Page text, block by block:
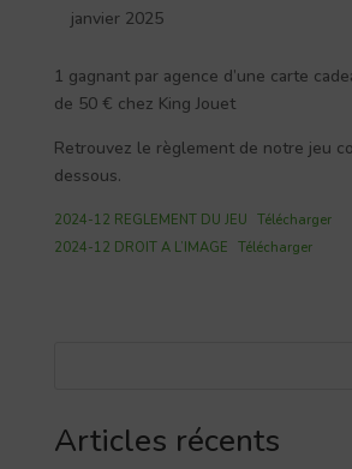
janvier 2025
1 gagnant par agence d’une carte
de 50 € chez King Jouet
Retrouvez le règlement de notre jeu
dessous.
2024-12 REGLEMENT DU JEU
Télécharger
2024-12 DROIT A L’IMAGE
Télécharger
Articles récents